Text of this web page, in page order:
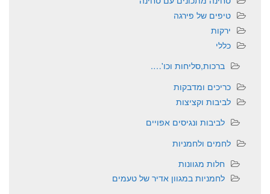
טיפים של פירגה
ירקות
כללי
ברכות,סליחות וכו'….
כריכים ומדבקות
לביבות וקציצות
לביבות ונגיסים אפויים
לחמים ולחמניות
חלות מגוונות
לחמניות במגוון אדיר של טעמים